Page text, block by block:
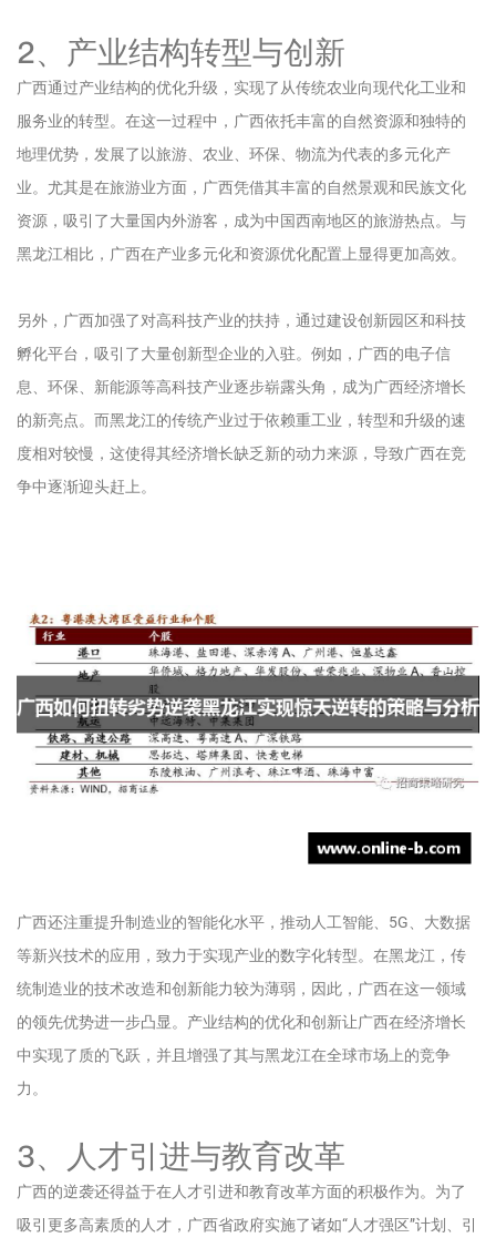
2、产业结构转型与创新
广西通过产业结构的优化升级，实现了从传统农业向现代化工业和
服务业的转型。在这一过程中，广西依托丰富的自然资源和独特的
地理优势，发展了以旅游、农业、环保、物流为代表的多元化产
业。尤其是在旅游业方面，广西凭借其丰富的自然景观和民族文化
资源，吸引了大量国内外游客，成为中国西南地区的旅游热点。与
黑龙江相比，广西在产业多元化和资源优化配置上显得更加高效。
另外，广西加强了对高科技产业的扶持，通过建设创新园区和科技
孵化平台，吸引了大量创新型企业的入驻。例如，广西的电子信
息、环保、新能源等高科技产业逐步崭露头角，成为广西经济增长
的新亮点。而黑龙江的传统产业过于依赖重工业，转型和升级的速
度相对较慢，这使得其经济增长缺乏新的动力来源，导致广西在竞
争中逐渐迎头赶上。
广西还注重提升制造业的智能化水平，推动人工智能、5G、大数据
等新兴技术的应用，致力于实现产业的数字化转型。在黑龙江，传
统制造业的技术改造和创新能力较为薄弱，因此，广西在这一领域
的领先优势进一步凸显。产业结构的优化和创新让广西在经济增长
中实现了质的飞跃，并且增强了其与黑龙江在全球市场上的竞争
力。
3、人才引进与教育改革
广西的逆袭还得益于在人才引进和教育改革方面的积极作为。为了
吸引更多高素质的人才，广西省政府实施了诸如“人才强区”计划、引